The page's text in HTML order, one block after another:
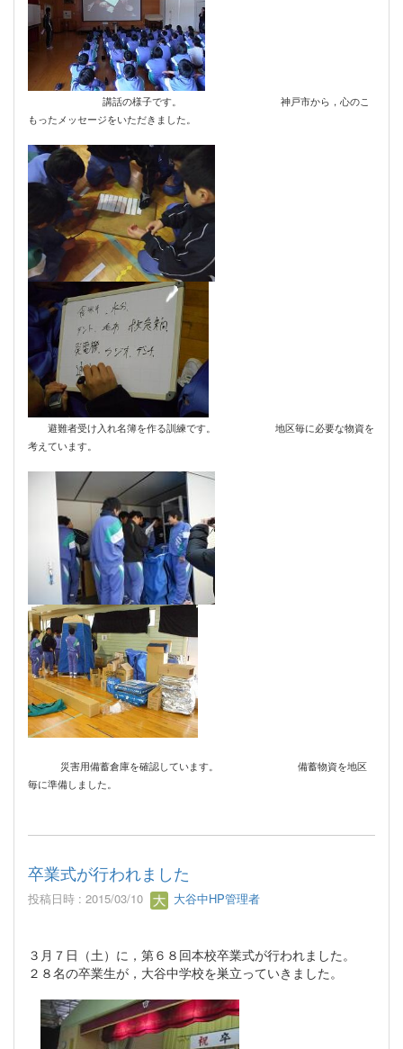
講話の様子です。 神戸市から，心のこ
もったメッセージをいただきました。
避難者受け入れ名簿を作る訓練です。 地区毎に必要な物資を
考えています。
災害用備蓄倉庫を確認しています。 備蓄物資を地区
毎に準備しました。
卒業式が行われました
投稿日時 : 2015/03/10 大谷中HP管理者
３月７日（土）に，第６８回本校卒業式が行われました。
２８名の卒業生が，大谷中学校を巣立っていきました。